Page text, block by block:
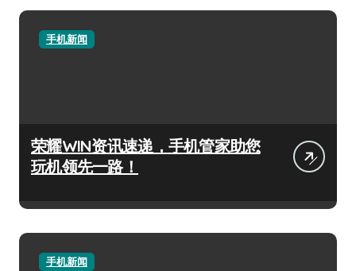
手机新闻
荣耀WIN资讯速递，手机管家助您
玩机领先一路！
手机新闻